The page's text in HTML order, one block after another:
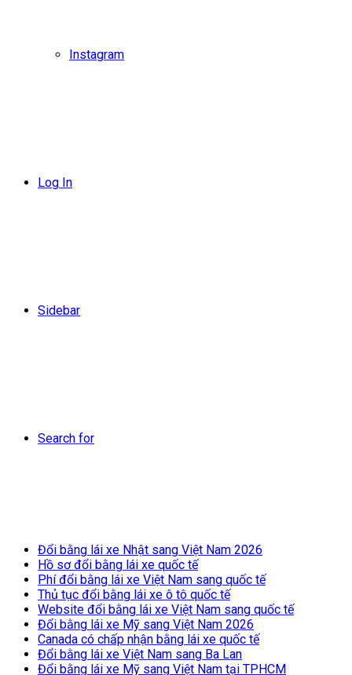
Instagram
Log In
Sidebar
Search for
Đổi bằng lái xe Nhật sang Việt Nam 2026
Hồ sơ đổi bằng lái xe quốc tế
Phí đổi bằng lái xe Việt Nam sang quốc tế
Thủ tục đổi bằng lái xe ô tô quốc tế
Website đổi bằng lái xe Việt Nam sang quốc tế
Đổi bằng lái xe Mỹ sang Việt Nam 2026
Canada có chấp nhận bằng lái xe quốc tế
Đổi bằng lái xe Việt Nam sang Ba Lan
Đổi bằng lái xe Mỹ sang Việt Nam tại TPHCM